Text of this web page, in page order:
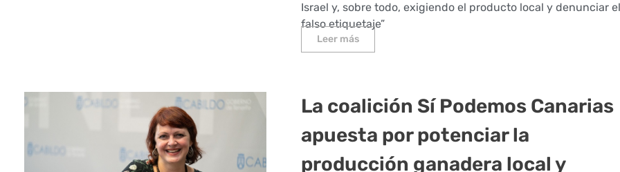
Israel y, sobre todo, exigiendo el producto local y denunciar el
falso etiquetaje”
Leer más
La coalición Sí Podemos Canarias
apuesta por potenciar la
producción ganadera local y